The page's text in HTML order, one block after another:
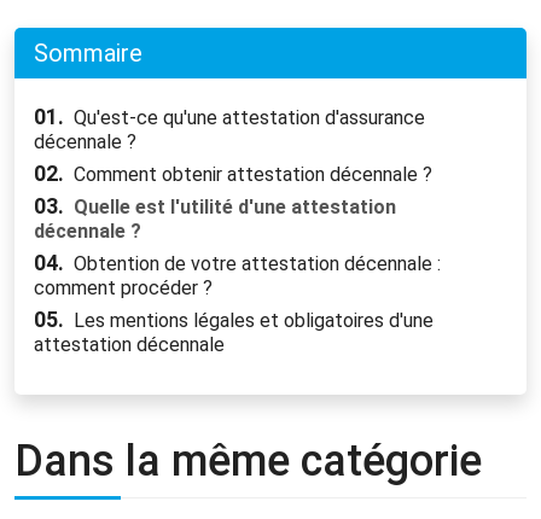
Sommaire
01. Qu'est-ce qu'une attestation d'assurance
décennale ?
02. Comment obtenir attestation décennale ?
03. Quelle est l'utilité d'une attestation
décennale ?
04. Obtention de votre attestation décennale :
comment procéder ?
05. Les mentions légales et obligatoires d'une
attestation décennale
Dans la même catégorie